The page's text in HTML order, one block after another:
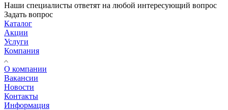
Наши специалисты ответят на любой интересующий вопрос
Задать вопрос
Каталог
Акции
Услуги
Компания
О компании
Вакансии
Новости
Контакты
Информация